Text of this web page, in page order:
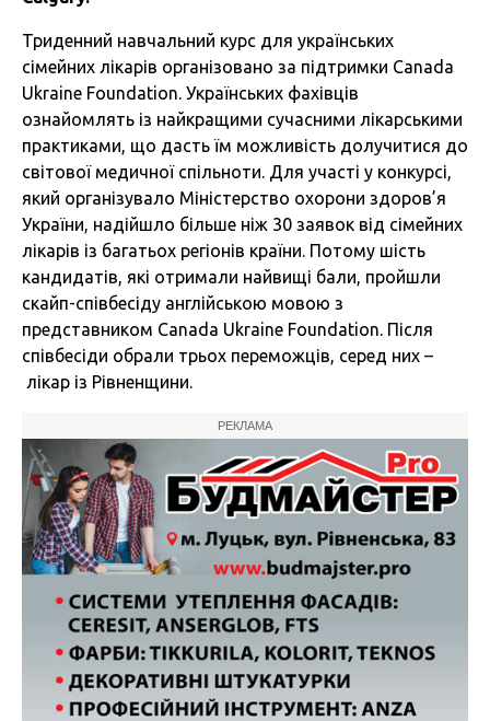
Триденний навчальний курс для українських
сімейних лікарів організовано за підтримки Canada
Ukraine Foundation. Українських фахівців
ознайомлять із найкращими сучасними лікарськими
практиками, що дасть їм можливість долучитися до
світової медичної спільноти. Для участі у конкурсі,
який організувало Міністерство охорони здоров’я
України, надійшло більше ніж 30 заявок від сімейних
лікарів із багатьох регіонів країни. Потому шість
кандидатів, які отримали найвищі бали, пройшли
скайп-співбесіду англійською мовою з
представником Canada Ukraine Foundation. Після
співбесіди обрали трьох переможців, серед них –
лікар із Рівненщини.
РЕКЛАМА